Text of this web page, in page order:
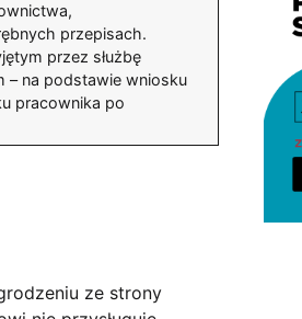
przepisach.
przez służbę
– na podstawie wniosku
pracownika po
ze strony